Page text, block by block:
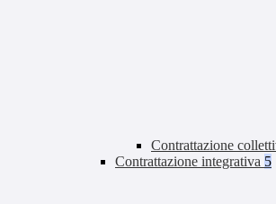
Contrattazione
Contrattazione integrativa 5